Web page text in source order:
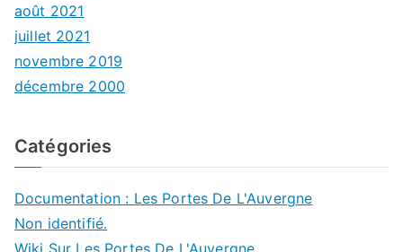
août 2021
juillet 2021
novembre 2019
décembre 2000
Catégories
Documentation : Les Portes De L'Auvergne
Non identifié.
Wiki Sur Les Portes De L'Auvergne